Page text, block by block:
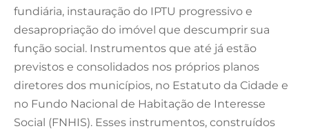
fundiária, instauração do IPTU progressivo e
desapropriação do imóvel que descumprir sua
função social. Instrumentos que até já estão
previstos e consolidados nos próprios planos
diretores dos municípios, no Estatuto da Cidade e
no Fundo Nacional de Habitação de Interesse
Social (FNHIS). Esses instrumentos, construídos